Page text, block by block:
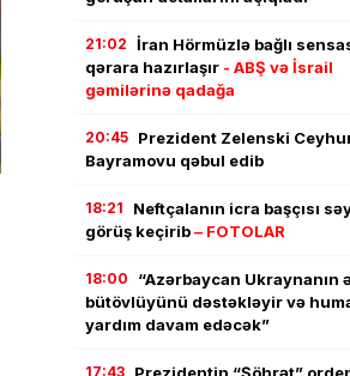
21:02 İran Hörmüzlə bağlı
qərara hazırlaşır - ABŞ və İsrail
gəmilərinə qadağa
20:45 Prezident Zelenski
Bayramovu qəbul edib
18:21
Neftçalanın icra başçısı
görüş keçirib– FOTOLAR
18:00
“Azərbaycan Ukraynanın
bütövlüyünü dəstəkləyir və
yardım davam edəcək”
17:43